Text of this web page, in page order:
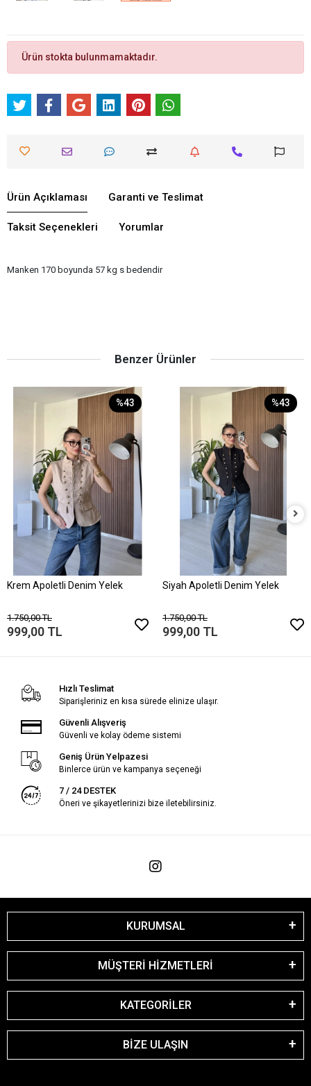
Ürün stokta bulunmamaktadır.
Ürün Açıklaması Garanti ve Teslimat
Taksit Seçenekleri Yorumlar
Manken 170 boyunda 57 kg s bedendir
Benzer Ürünler
%43
Krem Apoletli Denim Yelek
1.750,00 TL
999,00 TL
%43
Siyah Apoletli Denim Yelek
1.750,00 TL
999,00 TL
Hızlı Teslimat
Siparişleriniz en kısa sürede elinize ulaşır.
Güvenli Alışveriş
Güvenli ve kolay ödeme sistemi
Geniş Ürün Yelpazesi
Binlerce ürün ve kampanya seçeneği
7 / 24 DESTEK
Öneri ve şikayetlerinizi bize iletebilirsiniz.
KURUMSAL
MÜŞTERİ HİZMETLERİ
KATEGORİLER
BİZE ULAŞIN